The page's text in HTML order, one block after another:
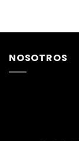
NOSOTROS